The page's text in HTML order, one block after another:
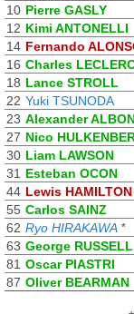
10 Pierre GASLY
12 Kimi ANTONELLI
14 Fernando
16 Charles
18 Lance STROLL
22 Yuki TSUNODA
23 Alexander
27 Nico
30 Liam LAWSON
31 Esteban OCON
44 Lewis HAMILTON
55 Carlos SAINZ
62 Ryo HIRAKAWA*
63 George RUSSELL
81 Oscar PIASTRI
87 Oliver BEARMAN